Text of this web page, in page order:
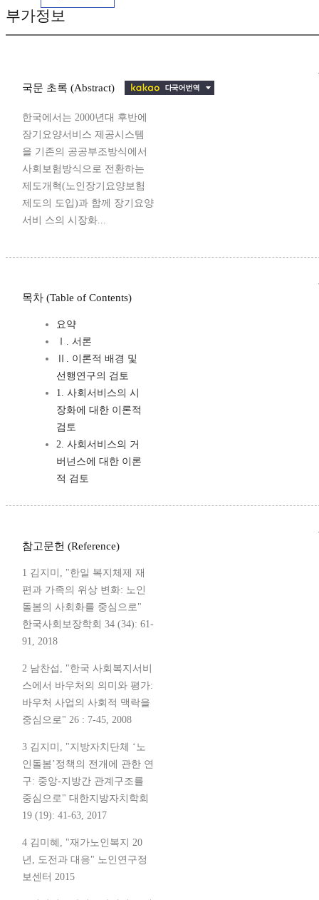
부가정보
국문 초록 (Abstract)
한국에서는 2000년대 후반에
장기요양서비스 제공시스템
을 기존의 공공부조방식에서
사회보험방식으로 전환하는
제도개혁(노인장기요양보험
제도의 도입)과 함께 장기요양
서비 스의 시장화...
목차 (Table of Contents)
요약
Ⅰ. 서론
Ⅱ. 이론적 배경 및
선행연구의 검토
1. 사회서비스의 시
장화에 대한 이론적
검토
2. 사회서비스의 거
버넌스에 대한 이론
적 검토
참고문헌 (Reference)
1 김지미, "한일 복지체제 재
편과 가족의 위상 변화: 노인
돌봄의 사회화를 중심으로"
한국사회보장학회 34 (34): 61-
91, 2018
2 남찬섭, "한국 사회복지서비
스에서 바우처의 의미와 평가:
바우처 사업의 사회적 맥락을
중심으로" 26 : 7-45, 2008
3 김지미, "지방자치단체 ‘노
인돌봄’정책의 전개에 관한 연
구: 중앙-지방간 관계구조를
중심으로" 대한지방자치학회
19 (19): 41-63, 2017
4 김미혜, "재가노인복지 20
년, 도전과 대응" 노인연구정
보센터 2015